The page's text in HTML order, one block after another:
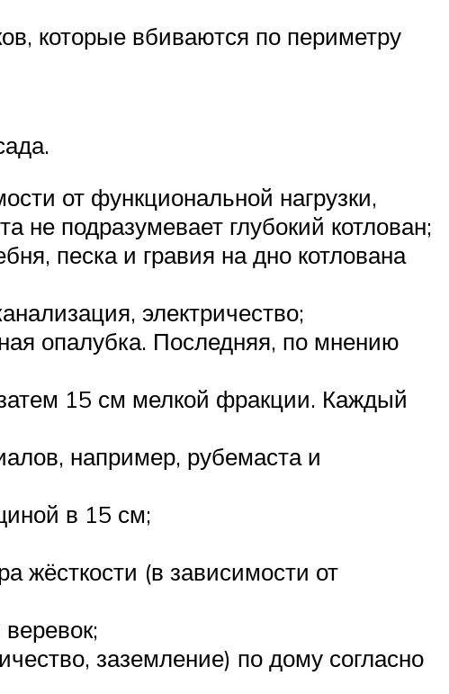
которые вбиваются по периметру
от функциональной нагрузки,
не подразумевает глубокий котлован;
песка и гравия на дно котлована
электричество;
опалубка. Последняя, по мнению
15 см мелкой фракции. Каждый
например, рубемаста и
в 15 см;
жёсткости (в зависимости от
заземление) по дому согласно